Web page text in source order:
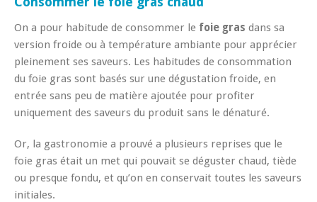
On a pour habitude de consommer le foie gras dans sa
version froide ou à température ambiante pour apprécier
pleinement ses saveurs. Les habitudes de consommation
du foie gras sont basés sur une dégustation froide, en
entrée sans peu de matière ajoutée pour profiter
uniquement des saveurs du produit sans le dénaturé.
Or, la gastronomie a prouvé a plusieurs reprises que le
foie gras était un met qui pouvait se déguster chaud, tiède
ou presque fondu, et qu’on en conservait toutes les saveurs
initiales.